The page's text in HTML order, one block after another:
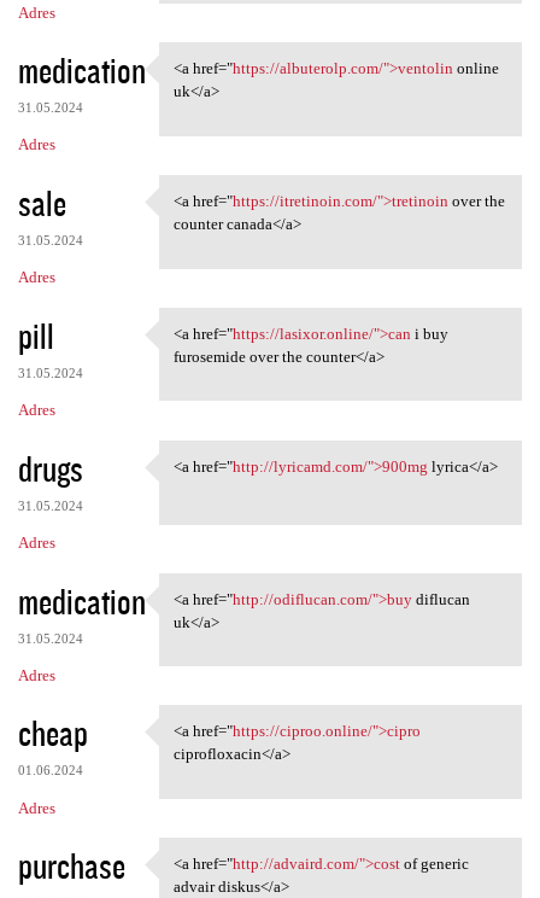
r
z
e
Adres
medication
31.05.2024
Adres
<a href="https://albuterolp
<a href="https://albuterolp.com/">ventolin online
uk</a>
sale
31.05.2024
Adres
<a href="https://itretinoin
<a href="https://itretinoin.com/">tretinoin over the
counter canada</a>
pill
31.05.2024
Adres
<a href="https://lasixor
<a href="https://lasixor.online/">can i buy
furosemide over the counter</a>
drugs
31.05.2024
Adres
<a href="http://lyricamd.com/
<a href="http://lyricamd.com/">900mg lyrica</a>
medication
31.05.2024
Adres
<a href="http://odiflucan.com
<a href="http://odiflucan.com/">buydiflucan
uk</a>
cheap
01.06.2024
Adres
<a href="https://ciproo
<a href="https://ciproo.online/">cipro
ciprofloxacin</a>
purchase <a href="http://advaird.com/"
<a href="http://advaird.com/">costof generic
advair diskus</a>